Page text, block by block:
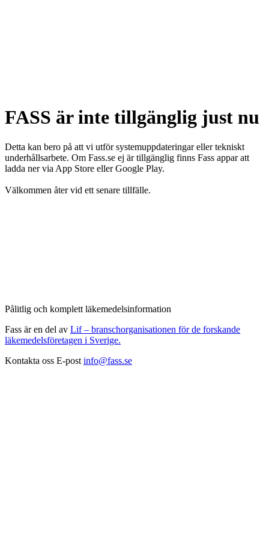
FASS är inte tillgänglig just nu
Detta kan bero på att vi utför systemuppdateringar eller tekniskt
underhållsarbete. Om Fass.se ej är tillgänglig finns Fass appar att
ladda ner via App Store eller Google Play.
Välkommen åter vid ett senare tillfälle.
Pålitlig och komplett läkemedelsinformation
Fass är en del av Lif – branschorganisationen för de forskande
läkemedelsföretagen i Sverige.
Kontakta oss E-post info@fass.se